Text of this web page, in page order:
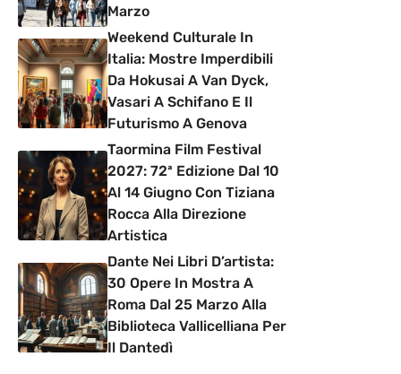
Marzo
Weekend Culturale In
Italia: Mostre Imperdibili
Da Hokusai A Van Dyck,
Vasari A Schifano E Il
Futurismo A Genova
Taormina Film Festival
2027: 72ª Edizione Dal 10
Al 14 Giugno Con Tiziana
Rocca Alla Direzione
Artistica
Dante Nei Libri D’artista:
30 Opere In Mostra A
Roma Dal 25 Marzo Alla
Biblioteca Vallicelliana Per
Il Dantedì